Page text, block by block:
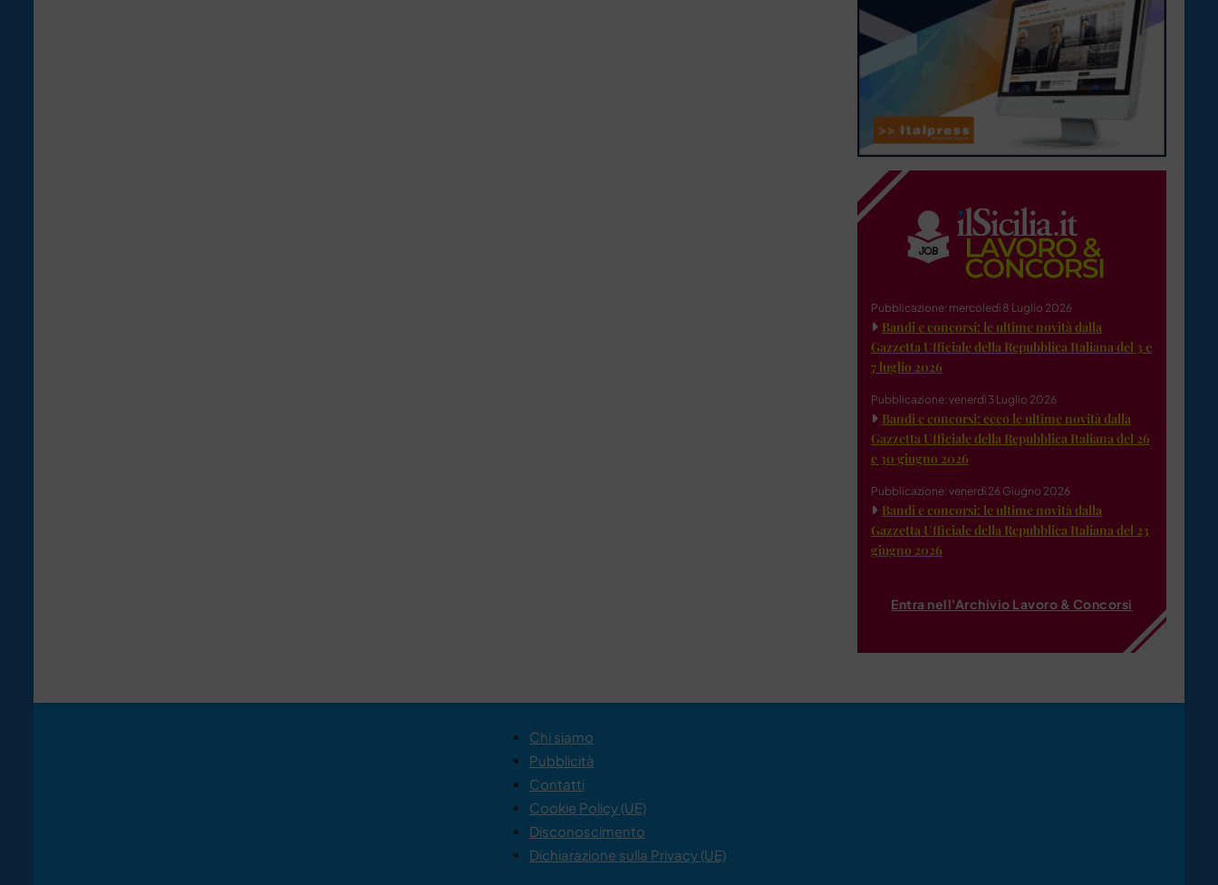
Pubblicazione: mercoledì 8 Luglio 2026
Bandi e concorsi: le ultime novità dalla
Gazzetta Ufficiale della Repubblica Italiana del 3 e
7 luglio 2026
Pubblicazione: venerdì 3 Luglio 2026
Bandi e concorsi: ecco le ultime novità dalla
Gazzetta Ufficiale della Repubblica Italiana del 26
e 30 giugno 2026
Pubblicazione: venerdì 26 Giugno 2026
Bandi e concorsi: le ultime novità dalla
Gazzetta Ufficiale della Repubblica Italiana del 23
giugno 2026
Entra nell'Archivio Lavoro & Concorsi
Chi siamo
Pubblicità
Contatti
Cookie Policy (UE)
Disconoscimento
Dichiarazione sulla Privacy (UE)